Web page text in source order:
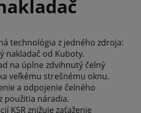
technológia z jedného zdroja:
nakladač od Kuboty.
na úplne zdvihnutý čelný
veľkému strešnému oknu.
a odpojenie čelného
použitia náradia.
KSR znižuje zaťaženie